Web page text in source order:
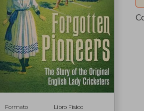
Formato
Libro Físico